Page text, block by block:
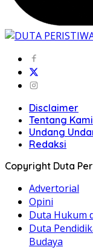
Disclaimer
Tentang Kami
Undang
Redaksi
Copyright Duta
Advertorial
Opini
Duta Hukum
Duta
Budaya